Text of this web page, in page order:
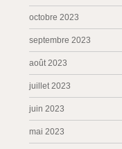
octobre 2023
septembre 2023
août 2023
juillet 2023
juin 2023
mai 2023